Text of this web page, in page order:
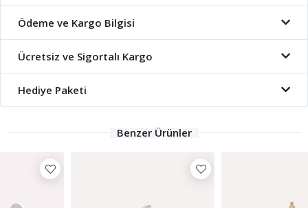
Ödeme ve Kargo Bilgisi
Ücretsiz ve Sigortalı Kargo
Hediye Paketi
Benzer Ürünler